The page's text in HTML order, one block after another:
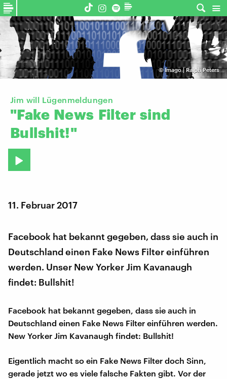
© Imago | Ralph Peters
Jim will Lügenmeldungen
"​Fake News Filter sind
Bullshit!"
11. Februar 2017
Facebook hat bekannt gegeben, dass sie auch in
Deutschland einen Fake News Filter einführen
werden. Unser New Yorker Jim Kavanaugh
findet: Bullshit!
Facebook hat bekannt gegeben, dass sie auch in
Deutschland einen Fake News Filter einführen werden.
New Yorker Jim Kavanaugh findet: Bullshit!
Eigentlich macht so ein Fake News Filter doch Sinn,
gerade jetzt wo es viele falsche Fakten gibt. Vor der